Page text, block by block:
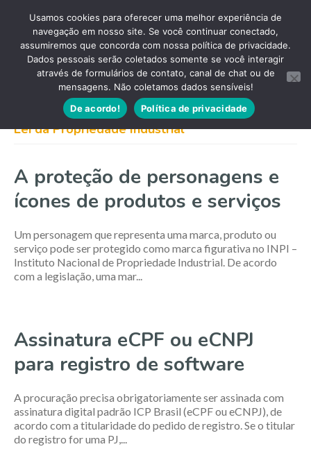
Lei da Propriedade Industrial
A proteção de personagens e
ícones de produtos e serviços
Um personagem que representa uma marca, produto ou
serviço pode ser protegido como marca figurativa no INPI –
Instituto Nacional de Propriedade Industrial. De acordo
com a legislação, uma mar...
Assinatura eCPF ou eCNPJ
para registro de software
A procuração precisa obrigatoriamente ser assinada com
assinatura digital padrão ICP Brasil (eCPF ou eCNPJ), de
acordo com a titularidade do pedido de registro. Se o titular
do registro for uma PJ,...
Usamos cookies para oferecer uma melhor experiência de
navegação em nosso site. Se você continuar conectado,
assumiremos que concorda com nossa política de privacidade.
Dados pessoais serão coletados somente se você interagir
através de formulários de contato, canal de chat ou de
mensagens. Não coletamos dados sensíveis!
De acordo!
Política de privacidade